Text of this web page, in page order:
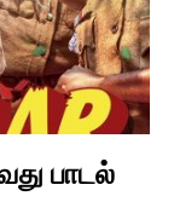
பாடல்